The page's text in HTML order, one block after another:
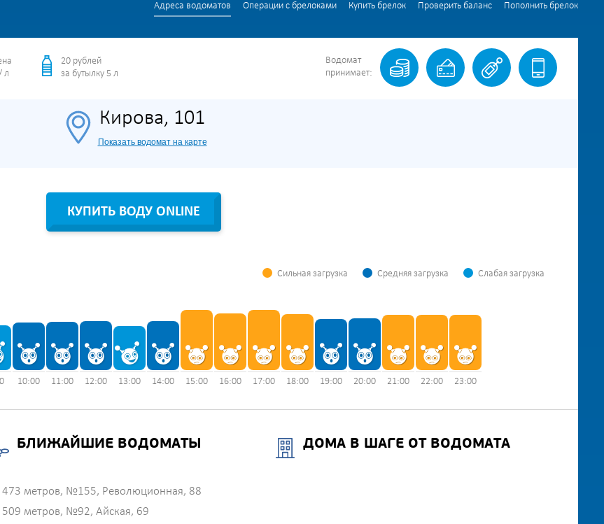
Адреса водоматов Операции с брелоками Купить брелок Проверить баланс Пополнить брелок
л
20 рублей
за бутылку 5 л
Водомат
принимает:
Кирова, 101
Показать водомат на карте
КУПИТЬ ВОДУ ONLINE
Сильная загрузка Средняя загрузка Слабая загрузка
10:00 11:00 12:00 13:00 14:00 15:00 16:00 17:00 18:00 19:00 20:00 21:00 22:00 23:00
БЛИЖАЙШИЕ ВОДОМАТЫ
473 метров, №155, Революционная, 88
509 метров, №92, Айская, 69
ДОМА В ШАГЕ ОТ ВОДОМАТА